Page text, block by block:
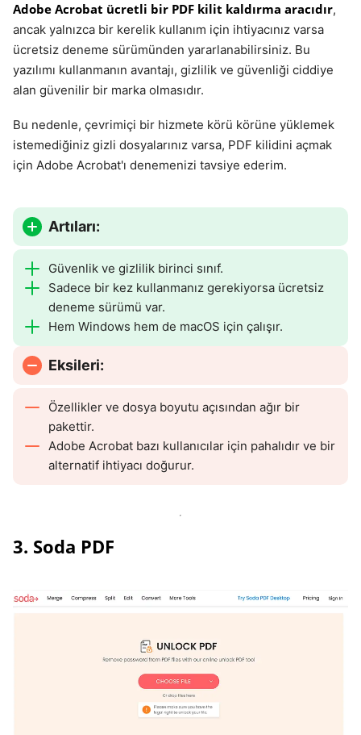
Adobe Acrobat ücretli bir PDF kilit kaldırma aracıdır,
ancak yalnızca bir kerelik kullanım için ihtiyacınız varsa
ücretsiz deneme sürümünden yararlanabilirsiniz. Bu
yazılımı kullanmanın avantajı, gizlilik ve güvenliği ciddiye
alan güvenilir bir marka olmasıdır.
Bu nedenle, çevrimiçi bir hizmete körü körüne yüklemek
istemediğiniz gizli dosyalarınız varsa, PDF kilidini açmak
için Adobe Acrobat'ı denemenizi tavsiye ederim.
Artıları:
Güvenlik ve gizlilik birinci sınıf.
Sadece bir kez kullanmanız gerekiyorsa ücretsiz
deneme sürümü var.
Hem Windows hem de macOS için çalışır.
Eksileri:
Özellikler ve dosya boyutu açısından ağır bir
pakettir.
Adobe Acrobat bazı kullanıcılar için pahalıdır ve bir
alternatif ihtiyacı doğurur.
3. Soda PDF